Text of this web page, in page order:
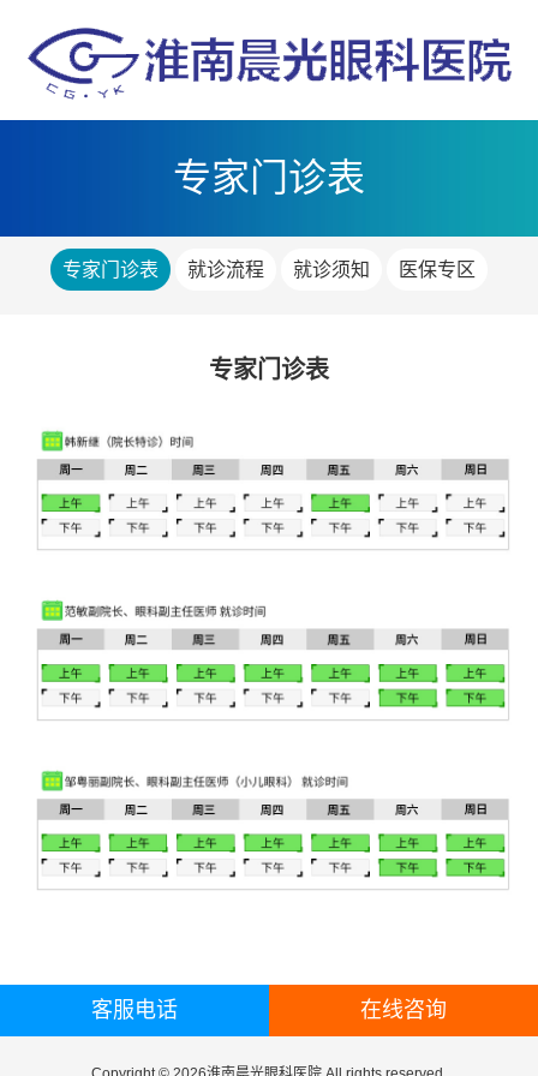
专家门诊表
专家门诊表 就诊流程 就诊须知 医保专区
专家门诊表
客服电话 在线咨询